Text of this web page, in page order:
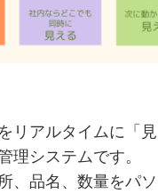
リアルタイムに「
理システムです。
、品名、数量をパ